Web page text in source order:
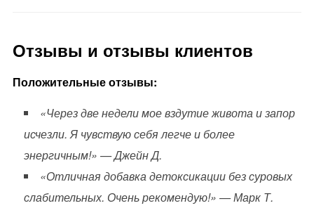
Отзывы и отзывы клиентов
Положительные отзывы:
«Через две недели мое вздутие живота и запор
исчезли. Я чувствую себя легче и более
энергичным!» — Джейн Д.
«Отличная добавка детоксикации без суровых
слабительных. Очень рекомендую!» — Марк Т.